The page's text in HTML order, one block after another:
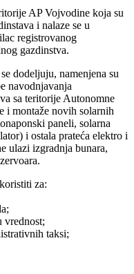
AP Vojvodine koja su
i nalaze se u
registrovanog
gazdinstva.
dodeljuju, namenjena su
navodnjavanja
sa teritorije Autonomne
i montaže novih solarnih
paneli, solarna
i ostala prateća elektro i
ulazi izgradnja bunara,
za:
vrednost;
taksi;